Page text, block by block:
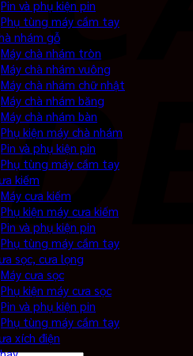
Pin và phụ kiện pin
Phụ tùng máy cầm tay
nhám gỗ
Máy chà nhám tròn
Máy chà nhám vuông
Máy chà nhám chữ nhật
Máy chà nhám băng
Máy chà nhám bàn
Phụ kiện máy chà nhám
Pin và phụ kiện pin
Phụ tùng máy cầm tay
kiếm
Máy cưa kiếm
Phụ kiện máy cưa kiếm
Pin và phụ kiện pin
Phụ tùng máy cầm tay
sọc, cưa lọng
Máy cưa sọc
Phụ kiện máy cưa sọc
Pin và phụ kiện pin
Phụ tùng máy cầm tay
xích điện